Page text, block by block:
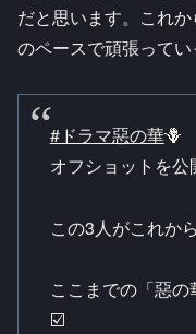
だと思います。これ
のペースで頑張ってい
#ドラマ惡の華🪻
オフショットを公
この3人がこれか
ここまでの「惡
☑️